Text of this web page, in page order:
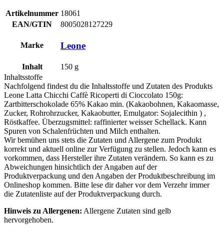
Artikelnummer 18061
EAN/GTIN
8005028127229
Marke Leone
Inhalt 150 g
Inhaltsstoffe
Nachfolgend findest du die Inhaltsstoffe und Zutaten des Produkts
Leone Latta Chicchi Caffè Ricoperti di Cioccolato 150g:
Zartbitterschokolade 65% Kakao min. (Kakaobohnen, Kakaomasse,
Zucker, Rohrohrzucker, Kakaobutter, Emulgator: Sojalecithin ) ,
Röstkaffee. Überzugsmittel: raffinierter weisser Schellack. Kann
Spuren von Schalenfrüchten und Milch enthalten.
Wir bemühen uns stets die Zutaten und Allergene zum Produkt
korrekt und aktuell online zur Verfügung zu stellen. Jedoch kann es
vorkommen, dass Hersteller ihre Zutaten verändern. So kann es zu
Abweichungen hinsichtlich der Angaben auf der
Produktverpackung und den Angaben der Produktbeschreibung im
Onlineshop kommen. Bitte lese dir daher vor dem Verzehr immer
die Zutatenliste auf der Produktverpackung durch.
Hinweis zu Allergenen: Allergene Zutaten sind gelb
hervorgehoben.